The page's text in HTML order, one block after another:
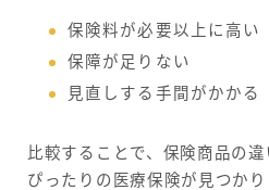
保険料が必要以上に高い
保障が足りない
見直しする手間がかかる
比較することで、保険商品の
ぴったりの医療保険が見つかり